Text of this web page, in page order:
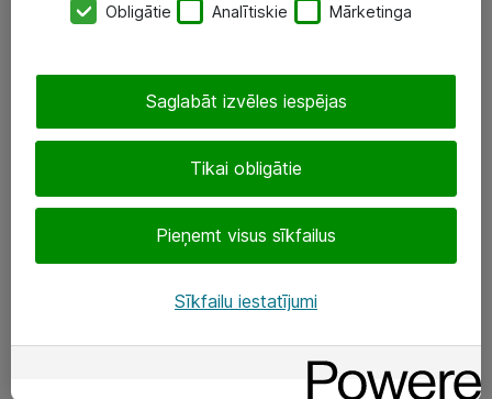
SIA „ATEA”
+(371) 67 81 90 50
eShop@atea.lv
Sekojiet mums
Obligātie Analītiskie Mārketinga
Tikai obligātie
Pieņemt visus sīkfailus
Saglabāt izvēles iespējas
Sīkfailu iestatījumi